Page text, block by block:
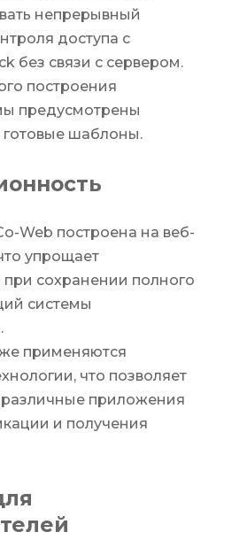
непрерывный
доступа с
без связи с сервером.
построения
предусмотрены
шаблоны.
Web построена на веб-
упрощает
при сохранении полного
системы
применяются
что позволяет
различные приложения
и получения